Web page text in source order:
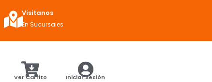
Visitanos
En Sucursales
Ver Carrito Iniciar Sesión